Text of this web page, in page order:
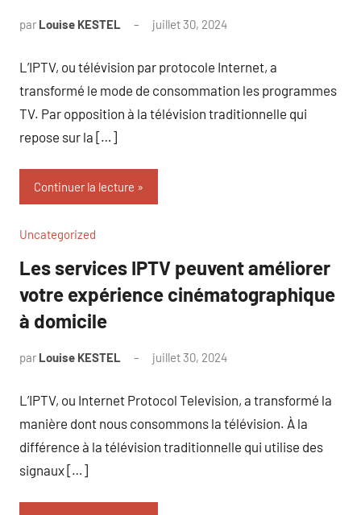
par Louise KESTEL juillet 30, 2024
L’IPTV, ou télévision par protocole Internet, a
transformé le mode de consommation les programmes
TV. Par opposition à la télévision traditionnelle qui
repose sur la […]
Continuer la lecture
Uncategorized
Les services IPTV peuvent améliorer
votre expérience cinématographique
à domicile
par Louise KESTEL juillet 30, 2024
L’IPTV, ou Internet Protocol Television, a transformé la
manière dont nous consommons la télévision. À la
différence à la télévision traditionnelle qui utilise des
signaux […]